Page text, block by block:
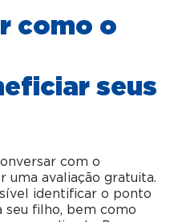
como o
seus
com o
uma avaliação gratuita.
identificar o ponto
seu filho, bem como